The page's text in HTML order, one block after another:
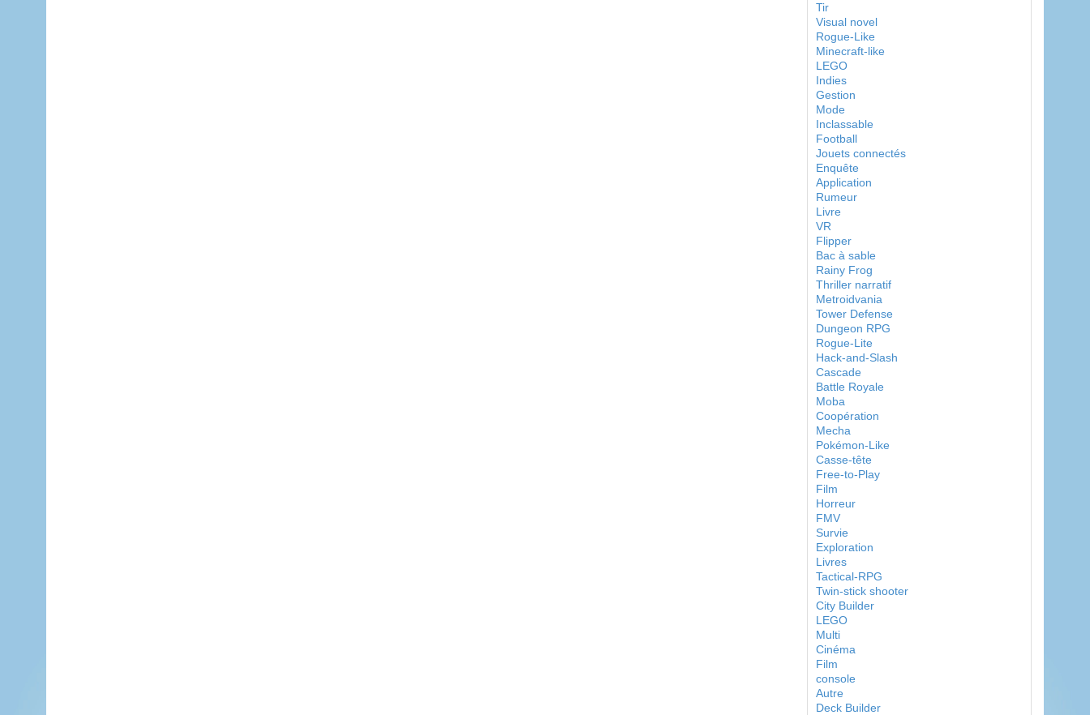
Tir
Visual novel
Rogue-Like
Minecraft-like
LEGO
Indies
Gestion
Mode
Inclassable
Football
Jouets connectés
Enquête
Application
Rumeur
Livre
VR
Flipper
Bac à sable
Rainy Frog
Thriller narratif
Metroidvania
Tower Defense
Dungeon RPG
Rogue-Lite
Hack-and-Slash
Cascade
Battle Royale
Moba
Coopération
Mecha
Pokémon-Like
Casse-tête
Free-to-Play
Film
Horreur
FMV
Survie
Exploration
Livres
Tactical-RPG
Twin-stick shooter
City Builder
LEGO
Multi
Cinéma
Film
console
Autre
Deck Builder